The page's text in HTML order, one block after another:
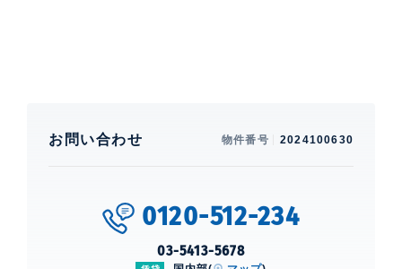
ントサービス、 オートロック、 TVモニター付きインタ
ーホン、 防犯カメラ、 日勤管理、 SECOM、 ゴミ置場
(B1F)、自転車置場(B1F)
お問い合わせ 物件番号 2024100630
0120-512-234
03-5413-5678